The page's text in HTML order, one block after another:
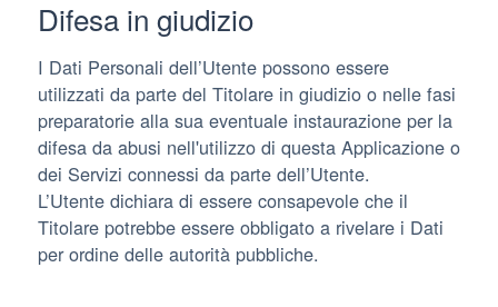
Difesa in giudizio
I Dati Personali dell’Utente possono essere
utilizzati da parte del Titolare in giudizio o nelle fasi
preparatorie alla sua eventuale instaurazione per la
difesa da abusi nell'utilizzo di questa Applicazione o
dei Servizi connessi da parte dell’Utente.
L’Utente dichiara di essere consapevole che il
Titolare potrebbe essere obbligato a rivelare i Dati
per ordine delle autorità pubbliche.